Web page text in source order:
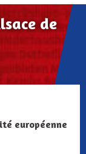
de
européenne